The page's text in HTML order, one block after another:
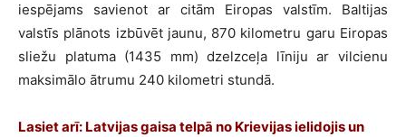
iespējams savienot ar citām Eiropas valstīm. Baltijas
valstīs plānots izbūvēt jaunu, 870 kilometru garu Eiropas
sliežu platuma (1435 mm) dzelzceļa līniju ar vilcienu
maksimālo ātrumu 240 kilometri stundā.
Lasiet arī: Latvijas gaisa telpā no Krievijas ielidojis un